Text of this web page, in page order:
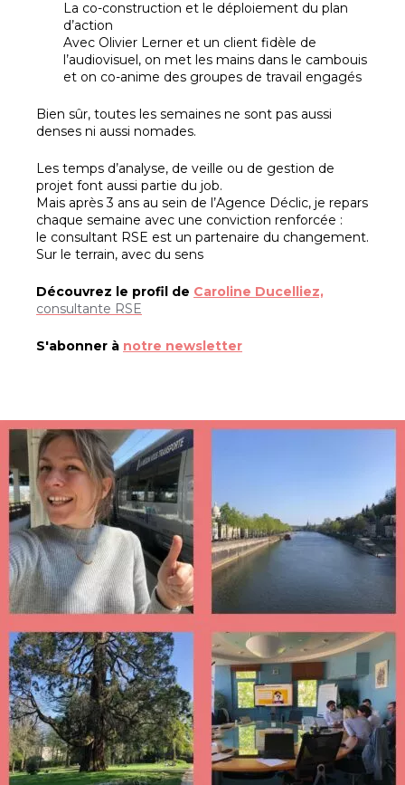
La co-construction et le déploiement du plan
d’action
Avec Olivier Lerner et un client fidèle de
l’audiovisuel, on met les mains dans le cambouis
et on co-anime des groupes de travail engagés
Bien sûr, toutes les semaines ne sont pas aussi
denses ni aussi nomades.
Les temps d’analyse, de veille ou de gestion de
projet font aussi partie du job.
Mais après 3 ans au sein de l’Agence Déclic, je repars
chaque semaine avec une conviction renforcée :
le consultant RSE est un partenaire du changement.
Sur le terrain, avec du sens
Découvrez le profil de Caroline Ducelliez,
consultante RSE
S'abonner à notre newsletter